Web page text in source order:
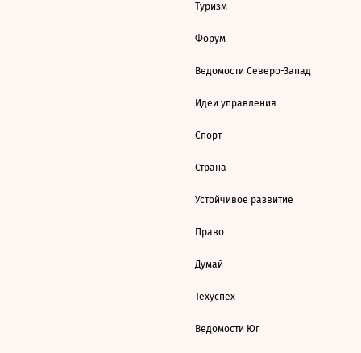
Туризм
Форум
Ведомости Северо-Запад
Идеи управления
Спорт
Страна
Устойчивое развитие
Право
Думай
Техуспех
Ведомости Юг